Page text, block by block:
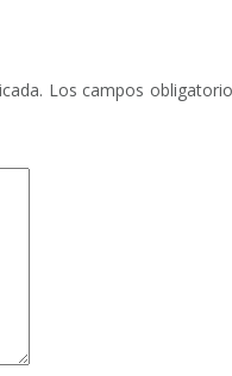
Los campos